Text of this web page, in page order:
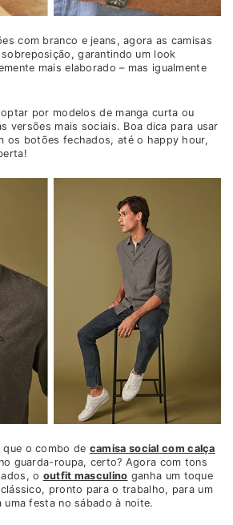
com branco e jeans, agora as camisas
garantindo um look
mais elaborado – mas igualmente
por modelos de manga curta ou
versões mais sociais. Boa dica para usar
os botões fechados, até o happy hour,
que o combo de camisa social com calça
guarda-roupa, certo? Agora com tons
o outfit masculino ganha um toque
pronto para o trabalho, para um
uma festa no sábado à noite.